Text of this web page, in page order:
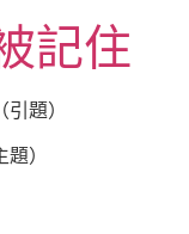
記住
題）
）